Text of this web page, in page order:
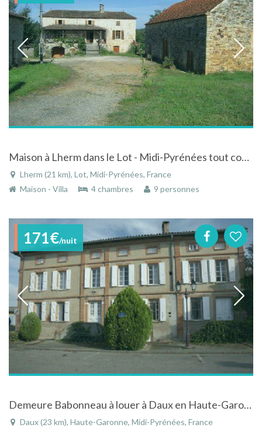
Maison à Lherm dans le Lot - Midi-Pyrénées tout confort avec piscine
Lherm (21 km), Lot, Midi-Pyrénées, France
Maison - Villa
4 chambres 9 personnes
171€/nuit
Demeure Babonneau à louer à Daux en Haute-Garonne
Daux (23 km), Haute-Garonne, Midi-Pyrénées, France